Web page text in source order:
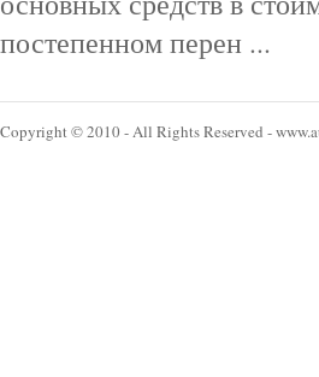
постепенном перен ...
Copyright © 2010 - All Rights Reserved -